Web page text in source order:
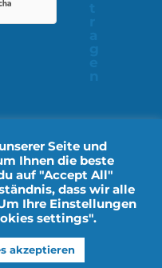
Seite und
Ihnen die beste
auf "Accept All"
dass wir alle
Ihre Einstellungen
settings".
akzeptieren